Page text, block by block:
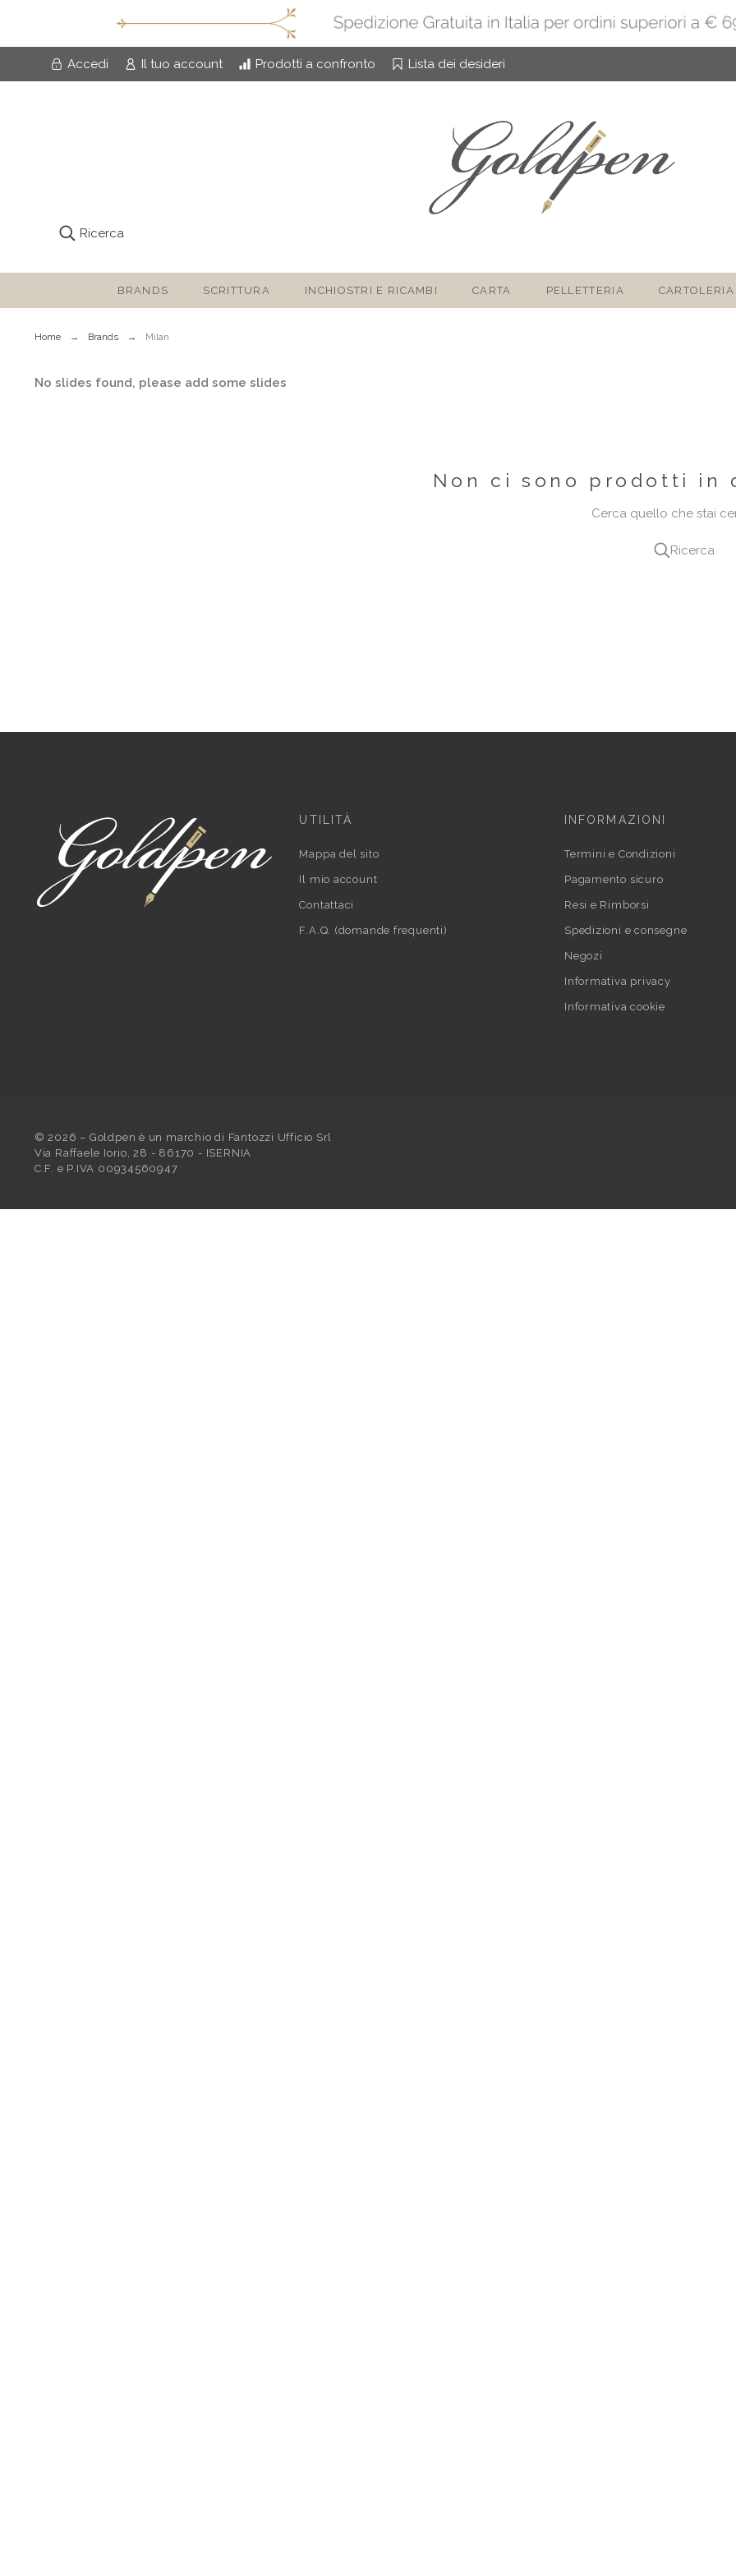
Accedi Il tuo account Prodotti a confronto Lista dei desideri
Ricerca
BRANDS SCRITTURA INCHIOSTRI E RICAMBI CARTA PELLETTERIA CARTOLERIA
No slides found, please add some slides
Home Brands Milan
Non ci sono prodotti in
Cerca quello che stai
Ricerca
UTILITÀ
Mappa del sito
Il mio account
Contattaci
F.A.Q. (domande frequenti)
INFORMAZIONI
Termini e Condizioni
Pagamento sicuro
Resi e Rimborsi
Spedizioni e consegne
Negozi
Informativa privacy
Informativa cookie
© 2026 – Goldpen è un marchio di Fantozzi Ufficio Srl
Via Raffaele Iorio, 28 - 86170 - ISERNIA
C.F. e P.IVA 00934560947